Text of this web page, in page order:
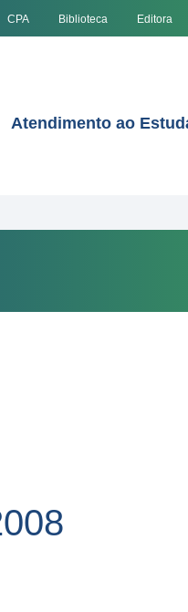
CPA Biblioteca Editora
Atendimento ao